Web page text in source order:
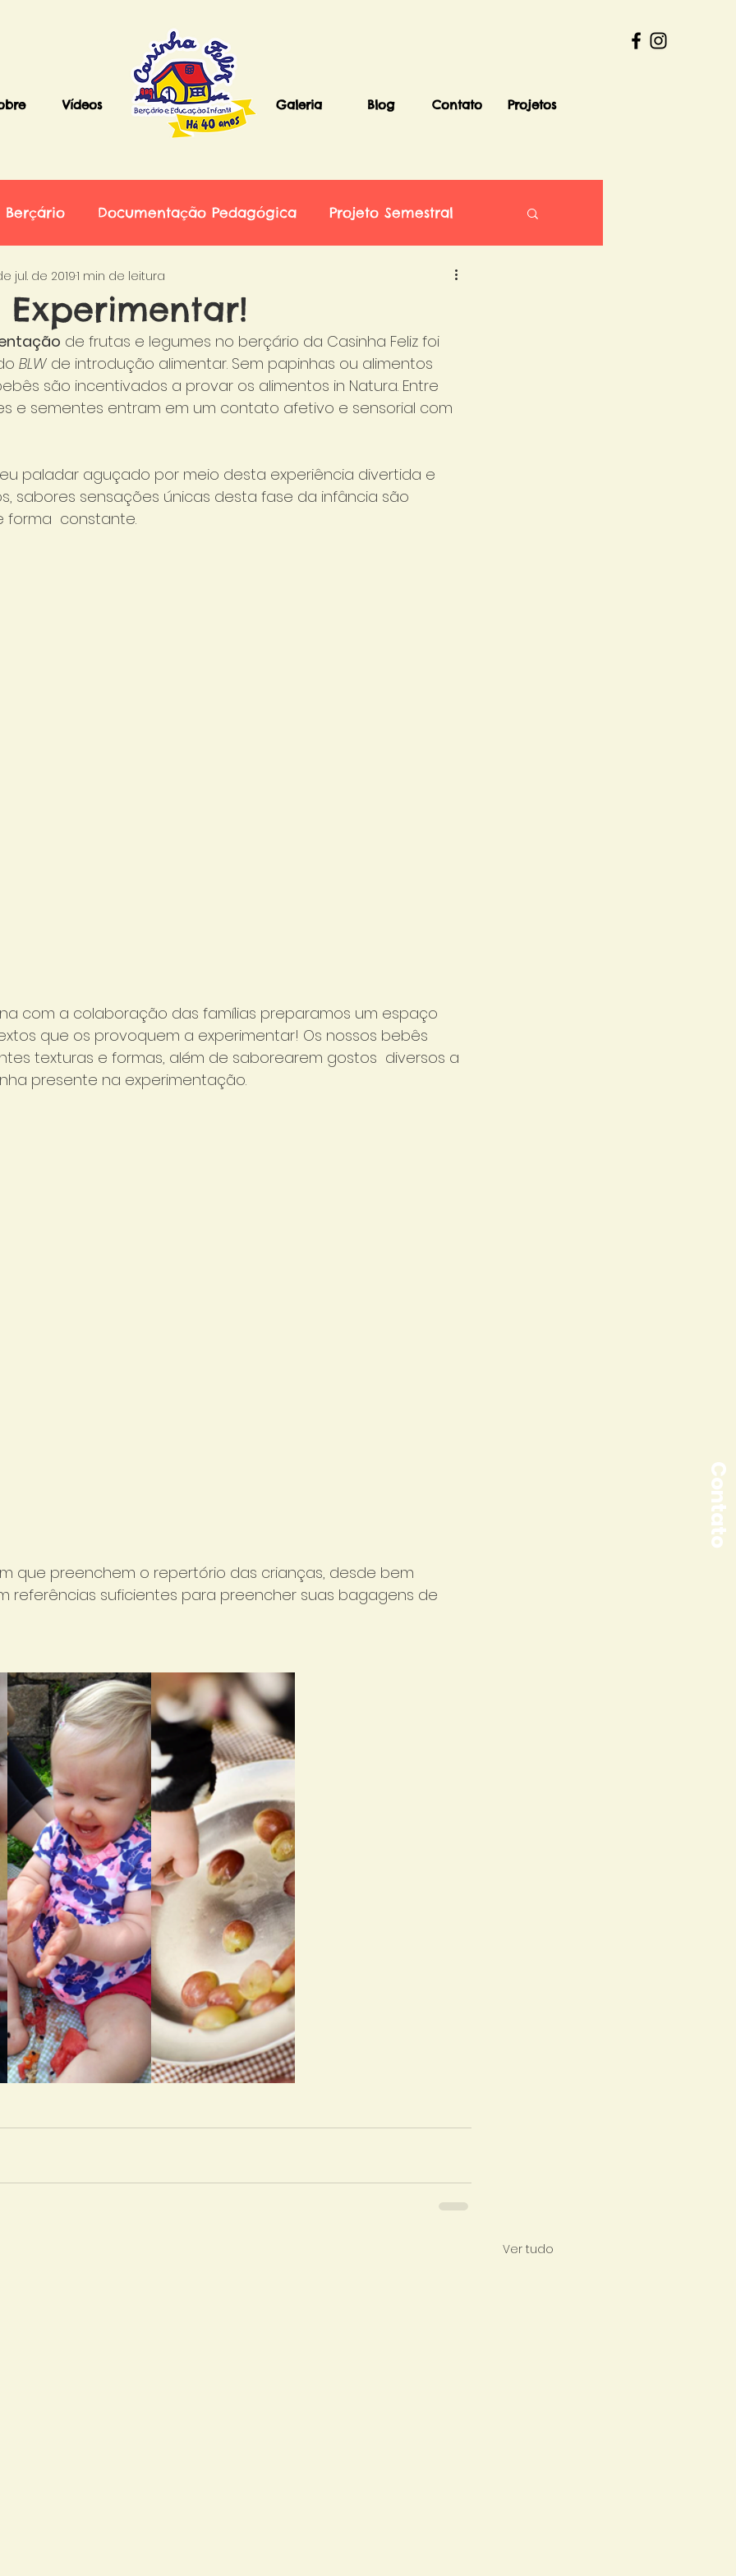
Vídeos Galeria Blog Contato Projetos
Contato
Berçário Documentação Pedagógica Projeto Semestral
jul. de 20191 min de leitura
de frutas e legumes no berçário da Casinha Feliz foi
BLW de introdução alimentar. Sem papinhas ou alimentos
são incentivados a provar os alimentos in Natura. Entre
e sementes entram em um contato afetivo e sensorial com
paladar aguçado por meio desta experiência divertida e
sabores sensações únicas desta fase da infância são
forma  constante.
com a colaboração das famílias preparamos um espaço
que os provoquem a experimentar! Os nossos bebês
texturas e formas, além de saborearem gostos  diversos a
presente na experimentação.
que preenchem o repertório das crianças, desde bem
referências suficientes para preencher suas bagagens de
Ver tudo